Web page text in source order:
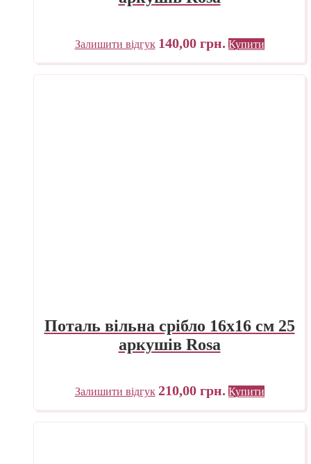
Залишити відгук 140,00 грн. Купити
Поталь вільна срібло 16х16 см 25
аркушів Rosa
Залишити відгук 210,00 грн. Купити